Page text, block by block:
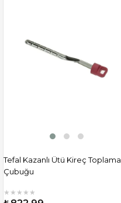
Tefal Kazanlı Ütü Kireç Toplama
Çubuğu
★ ★ ★ ★ ★